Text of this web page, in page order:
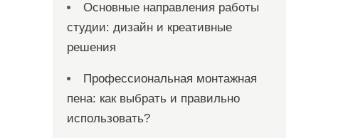
Основные направления работы
студии: дизайн и креативные
решения
Профессиональная монтажная
пена: как выбрать и правильно
использовать?